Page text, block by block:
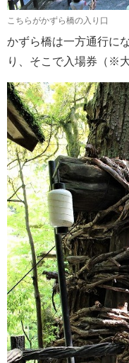
こちらがかずら橋の入り口
かずら橋は一方通行に
り、そこで入場券（※